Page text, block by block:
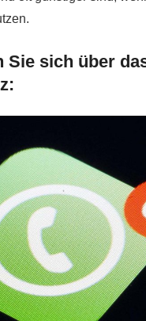
Sie sich über